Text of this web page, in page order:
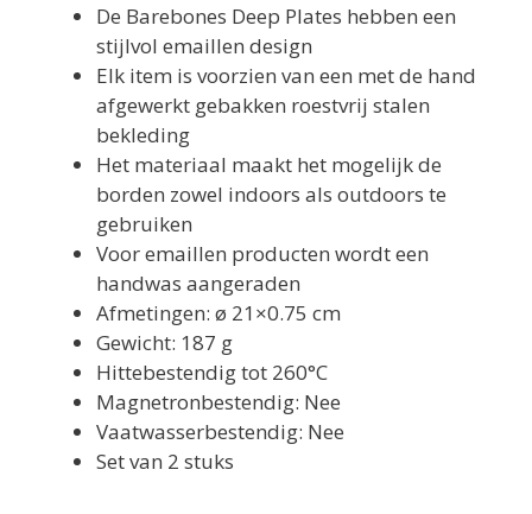
De Barebones Deep Plates hebben een
stijlvol emaillen design
Elk item is voorzien van een met de hand
afgewerkt gebakken roestvrij stalen
bekleding
Het materiaal maakt het mogelijk de
borden zowel indoors als outdoors te
gebruiken
Voor emaillen producten wordt een
handwas aangeraden
Afmetingen: ø 21×0.75 cm
Gewicht: 187 g
Hittebestendig tot 260°C
Magnetronbestendig: Nee
Vaatwasserbestendig: Nee
Set van 2 stuks